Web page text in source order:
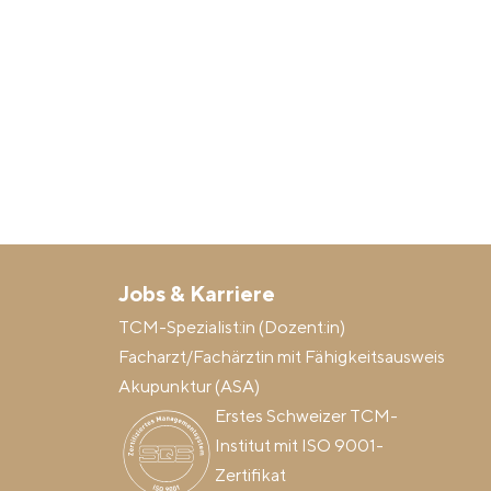
Jobs & Karriere
TCM-Spezialist:in (Dozent:in)
Facharzt/Fachärztin mit Fähigkeitsausweis
Akupunktur (ASA)
Erstes Schweizer TCM-
Institut mit ISO 9001-
Zertifikat